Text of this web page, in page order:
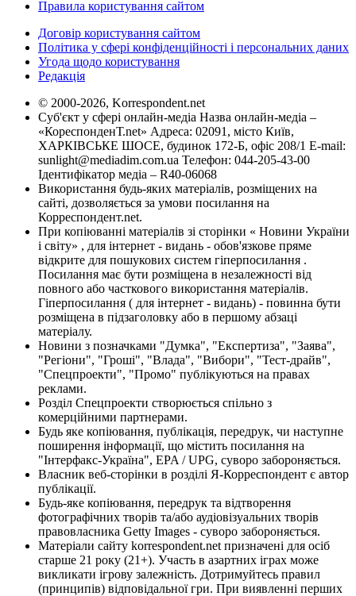
Правила користування сайтом
Договір користування сайтом
Політика у сфері конфіденційності і персональних даних
Угода щодо користування
Редакція
© 2000-2026, Korrespondent.net
Суб'єкт у сфері онлайн-медіа Назва онлайн-медіа –
«КореспонденТ.net» Адреса: 02091, місто Київ,
ХАРКІВСЬКЕ ШОСЕ, будинок 172-Б, офіс 208/1 E-mail:
sunlight@mediadim.com.ua Телефон: 044-205-43-00
Ідентифікатор медіа – R40-06068
Використання будь-яких матеріалів, розміщених на
сайті, дозволяється за умови посилання на
Корреспондент.net.
При копіюванні матеріалів зі сторінки « Новини України
і світу» , для інтернет - видань - обов'язкове пряме
відкрите для пошукових систем гіперпосилання .
Посилання має бути розміщена в незалежності від
повного або часткового використання матеріалів.
Гіперпосилання ( для інтернет - видань) - повинна бути
розміщена в підзаголовку або в першому абзаці
матеріалу.
Новини з позначками "Думка", "Експертиза", "Заява",
"Регіони", "Гроші", "Влада", "Вибори", "Тест-драйв",
"Спецпроекти", "Промо" публікуються на правах
реклами.
Розділ Спецпроекти створюється спільно з
комерційними партнерами.
Будь яке копіювання, публікація, передрук, чи наступне
поширення інформації, що містить посилання на
"Інтерфакс-Україна", EPA / UPG, суворо забороняється.
Власник веб-сторінки в розділі Я-Корреспондент є автор
публікації.
Будь-яке копіювання, передрук та відтворення
фотографічних творів та/або аудіовізуальних творів
правовласника Getty Images - суворо забороняється.
Матеріали сайту korrespondent.net призначені для осіб
старше 21 року (21+). Участь в азартних іграх може
викликати ігрову залежність. Дотримуйтесь правил
(принципів) відповідальної гри. При виявленні перших